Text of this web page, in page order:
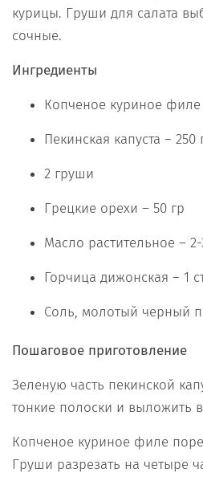
курицы. Груши для салата
сочные.
Ингредиенты
Копченое куриное филе
Пекинская капуста – 250
2 груши
Грецкие орехи – 50 гр
Масло растительное – 2-
Горчица дижонская – 1
Соль, молотый черный
Пошаговое приготовление
Зеленую часть пекинской
тонкие полоски и выложить
Копченое куриное филе
Груши разрезать на четыре